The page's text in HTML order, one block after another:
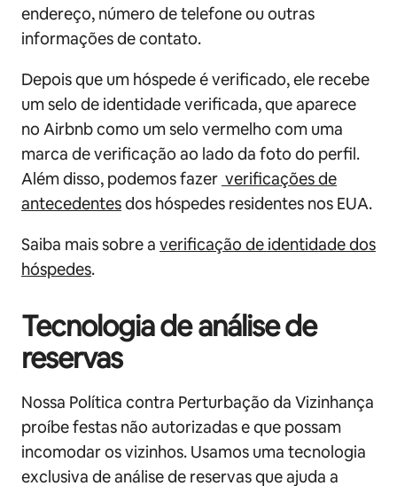
endereço, número de telefone ou outras
informações de contato.
Depois que um hóspede é verificado, ele recebe
um selo de identidade verificada, que aparece
no Airbnb como um selo vermelho com uma
marca de verificação ao lado da foto do perfil.
Além disso, podemos fazer verificações de
antecedentesdos hóspedes residentes nos EUA.
Saiba mais sobre a verificação de identidade dos
hóspedes.
Tecnologia de análise de
reservas
Nossa Política contra Perturbação da Vizinhança
proíbe festas não autorizadas e que possam
incomodar os vizinhos. Usamos uma tecnologia
exclusiva de análise de reservas que ajuda a